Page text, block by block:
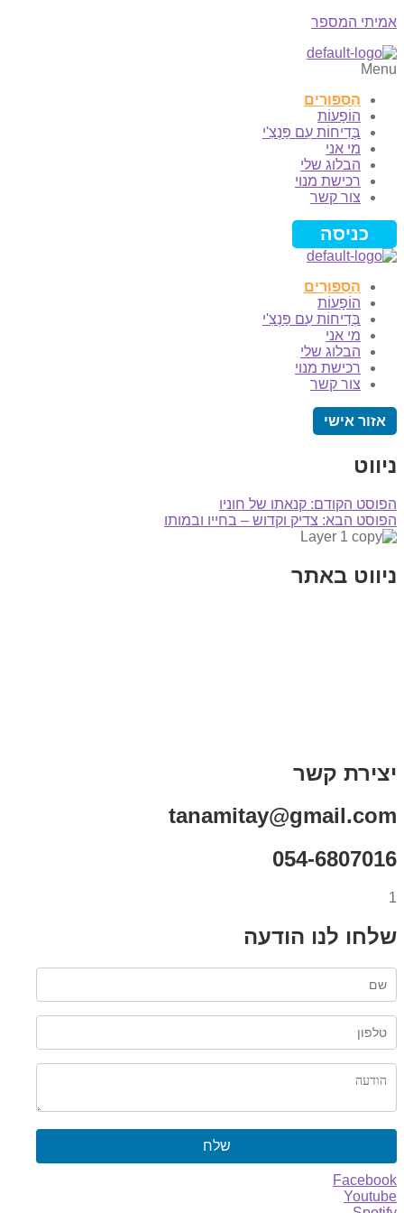
אמיתי המספר
Menu
הַסִּפּוּרִים
הוֹפָעוֹת
בְּדִיחוֹת עִם פַּנְצִ'י
מי אני
הבלוג שלי
רכישת מנוי
צור קשר
כניסה
הַסִּפּוּרִים
הוֹפָעוֹת
בְּדִיחוֹת עִם פַּנְצִ'י
מי אני
הבלוג שלי
רכישת מנוי
צור קשר
אזור אישי
ניווט
הפוסט הקודם: קנאתו של חוניו
הפוסט הבא: צדיק וקדוש – בחייו ובמותו
ניווט באתר
יצירת קשר
tanamitay@gmail.com
054-6807016
1
שלחו לנו הודעה
שלח
Facebook
Youtube